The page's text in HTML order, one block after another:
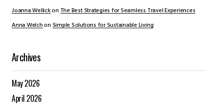
Joanna Wellickon The Best Strategies for Seamless Travel Experiences
Anna Welchon Simple Solutions for Sustainable Living
Archives
May 2026
April 2026